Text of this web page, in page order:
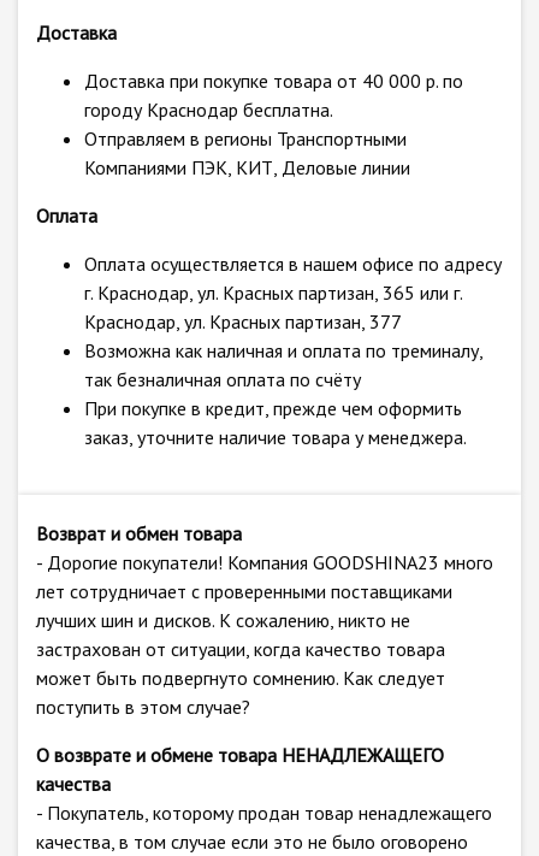
Доставка
Доставка при покупке товара от 40 000 р. по
городу Краснодар бесплатна.
Отправляем в регионы Транспортными
Компаниями ПЭК, КИТ, Деловые линии
Оплата
Оплата осуществляется в нашем офисе по адресу
г. Краснодар, ул. Красных партизан, 365 или г.
Краснодар, ул. Красных партизан, 377
Возможна как наличная и оплата по треминалу,
так безналичная оплата по счёту
При покупке в кредит, прежде чем оформить
заказ, уточните наличие товара у менеджера.
Возврат и обмен товара
- Дорогие покупатели! Компания GOODSHINA23 много
лет сотрудничает с проверенными поставщиками
лучших шин и дисков. К сожалению, никто не
застрахован от ситуации, когда качество товара
может быть подвергнуто сомнению. Как следует
поступить в этом случае?
О возврате и обмене товара НЕНАДЛЕЖАЩЕГО
качества
- Покупатель, которому продан товар ненадлежащего
качества, в том случае если это не было оговорено